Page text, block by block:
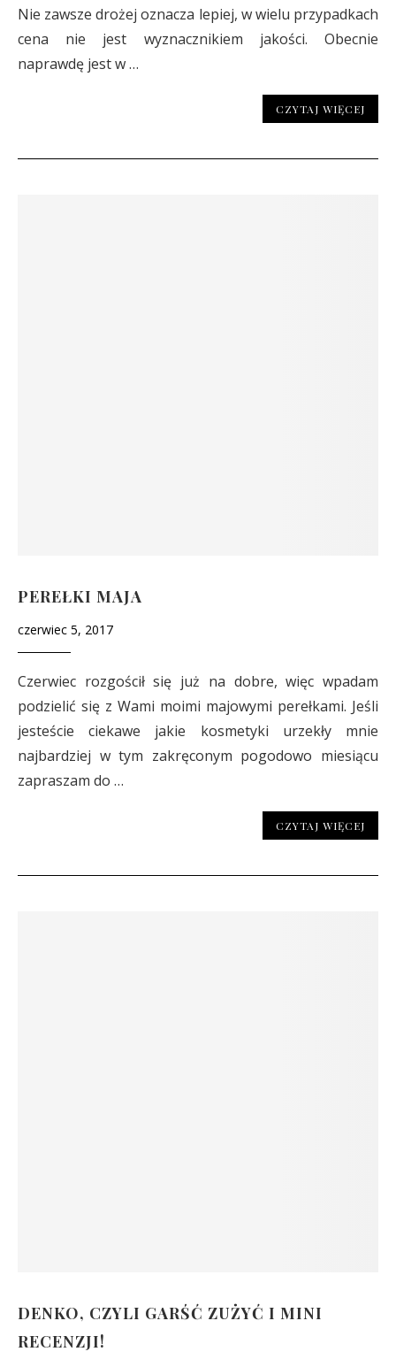
Nie zawsze drożej oznacza lepiej, w wielu przypadkach
cena nie jest wyznacznikiem jakości. Obecnie
naprawdę jest w …
CZYTAJ WIĘCEJ
PEREŁKI MAJA
czerwiec 5, 2017
Czerwiec rozgościł się już na dobre, więc wpadam
podzielić się z Wami moimi majowymi perełkami. Jeśli
jesteście ciekawe jakie kosmetyki urzekły mnie
najbardziej w tym zakręconym pogodowo miesiącu
zapraszam do …
CZYTAJ WIĘCEJ
DENKO, CZYLI GARŚĆ ZUŻYĆ I MINI
RECENZJI!